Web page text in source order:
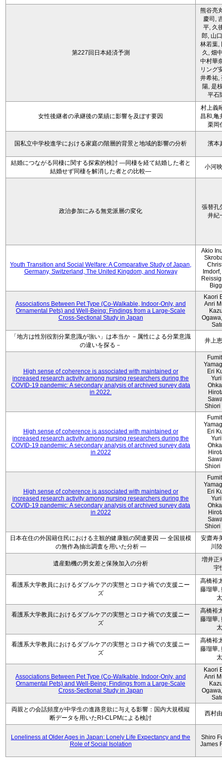
第227回日本経済予測
熊谷亮
慶司,
平, 久
郎, 山
林若葉,
久, 畑
中村華
リング
井希祐,
陽, 是
平石
女性後継者の承継後の業績に影響を及ぼす要因
村上義
昌和,亀
栗岡
国私立中学校進学における家庭の階層的背景と地域的影響の分析 濱本
結婚につながる同棲に関する探索的検討 ―同棲を経て結婚した者と
結婚せず同棲を解消した者との比較―
小河
政治参加にみる無党派層の変化
張替孔
井紀
Youth Transition and Social Welfare: A Comparative Study of Japan,
Germany, Switzerland, The United Kingdom, and Norway
Akio
Associations Between Pet Type (Co-Walkable, Indoor-Only, and
Ornamental Pets) and Well-Being: Findings from a Large-Scale
Cross-Sectional Study in Japan
Kaori
Anri
「地方は性別役割分業意識が強い」は本当か －属性による分業意識
の違いを探る－
井上
High sense of coherence is associated with maintained or
increased research activity among nursing researchers during the
COVID-19 pandemic: A secondary analysis of archived survey data
in 2022.
Eri
Shiori
High sense of coherence is associated with maintained or
increased research activity among nursing researchers during the
COVID-19 pandemic: A secondary analysis of archived survey data
in 2022
Eri
Shiori
High sense of coherence is associated with maintained or
increased research activity among nursing researchers during the
COVID-19 pandemic: A secondary analysis of archived survey data
in 2022
Eri
Shiori
日本在住の外国籍住民における主観的健康観の関連要因 ― 全国規模
の無作為抽出調査を用いた分析 ―
安齋寿
川
遺産動機の男女差と保険加入の分析
増井正
宇
看護系大学教員におけるダブルケアの実態とコロナ禍での支援ニー
ズ
高橋裕
藤瑠華,
太
看護系大学教員におけるダブルケアの実態とコロナ禍での支援ニー
ズ
高橋裕
藤瑠華,
太
看護系大学教員におけるダブルケアの実態とコロナ禍での支援ニー
ズ
高橋裕
藤瑠華,
太
Associations Between Pet Type (Co-Walkable, Indoor-Only, and
Ornamental Pets) and Well-Being: Findings from a Large-Scale
Cross-Sectional Study in Japan
Kaori
Anri
両親との会話頻度が中学生の進路意欲に与える影響：国内大規模縦
断データを用いたRI-CLPMによる検討
西村
Loneliness at Older Ages in Japan: Lonely Life Expectancy and the
Role of Social Isolation
Shiro
James